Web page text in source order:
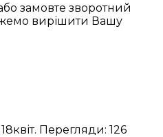
замовте зворотний
вирішити Вашу
18квіт. Перегляди: 126